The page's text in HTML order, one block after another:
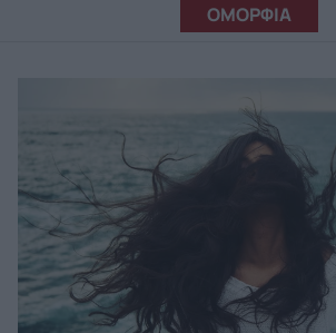
ΟΜΟΡΦΙΑ